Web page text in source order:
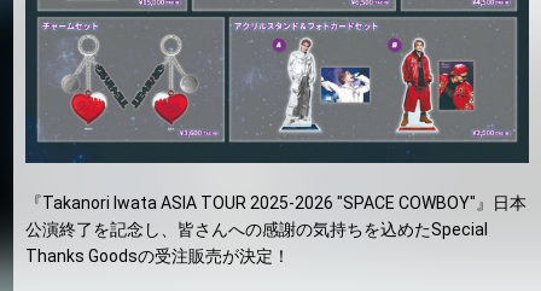
『Takanori Iwata ASIA TOUR 2025-2026 "SPACE COWBOY"』日本
公演終了を記念し、皆さんへの感謝の気持ちを込めたSpecial
Thanks Goodsの受注販売が決定！